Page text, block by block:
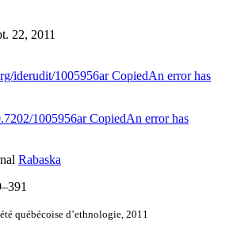
22, 2011
iderudit/1005956arCopiedAn error has
1005956arCopiedAn error has
Rabaska
québécoise d’ethnologie, 2011